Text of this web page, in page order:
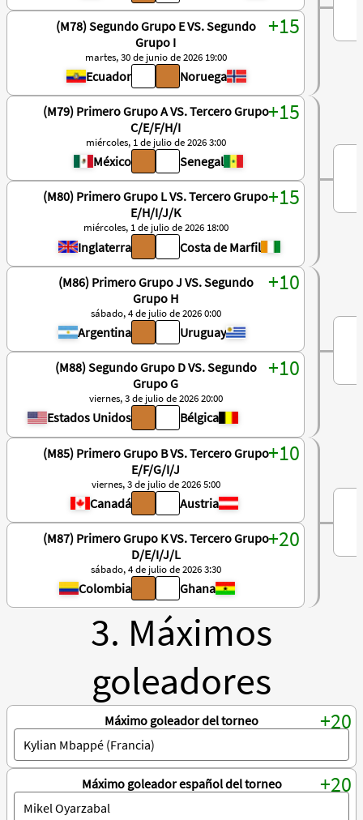
(M78) Segundo Grupo E VS. Segundo
Grupo I
martes, 30 de junio de 2026 19:00
Ecuador Noruega
(M79) Primero Grupo A VS. Tercero Grupo
C/E/F/H/I
miércoles, 1 de julio de 2026 3:00
México Senegal
(M80) Primero Grupo L VS. Tercero Grupo
E/H/I/J/K
miércoles, 1 de julio de 2026 18:00
Inglaterra Costa de Marfil
(M86) Primero Grupo J VS. Segundo
Grupo H
sábado, 4 de julio de 2026 0:00
Argentina Uruguay
(M88) Segundo Grupo D VS. Segundo
Grupo G
viernes, 3 de julio de 2026 20:00
Estados Unidos Bélgica
(M85) Primero Grupo B VS. Tercero Grupo
E/F/G/I/J
viernes, 3 de julio de 2026 5:00
Canadá Austria
(M87) Primero Grupo K VS. Tercero Grupo
D/E/I/J/L
sábado, 4 de julio de 2026 3:30
Colombia Ghana
3. Máximos
goleadores
Máximo goleador del torneo
Máximo goleador español del torneo